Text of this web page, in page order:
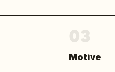
Motive